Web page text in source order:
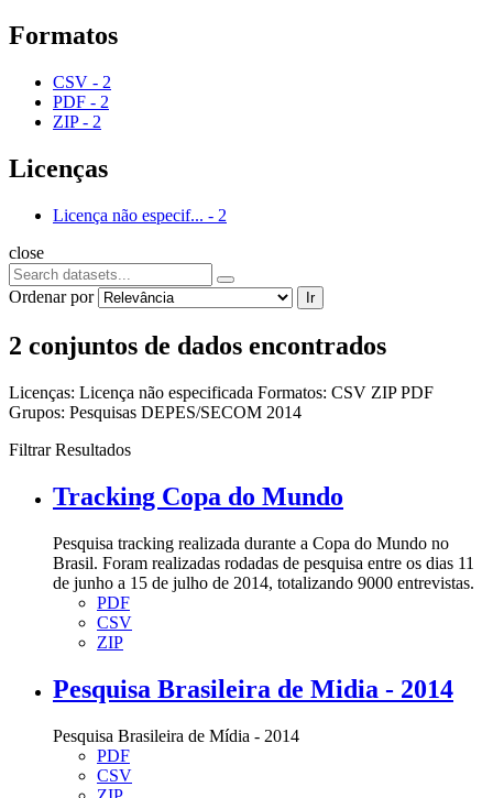
Formatos
CSV - 2
PDF - 2
ZIP - 2
Licenças
Licença não especif... - 2
close
Ordenar por Ir
2 conjuntos de dados encontrados
Licenças: Licença não especificada Formatos: CSV ZIPPDF
Grupos: Pesquisas DEPES/SECOM 2014
Filtrar Resultados
Tracking Copa do Mundo
Pesquisa tracking realizada durante a Copa do Mundo no
Brasil. Foram realizadas rodadas de pesquisa entre os dias 11
de junho a 15 de julho de 2014, totalizando 9000 entrevistas.
PDF
CSV
ZIP
Pesquisa Brasileira de Midia - 2014
Pesquisa Brasileira de Mídia - 2014
PDF
CSV